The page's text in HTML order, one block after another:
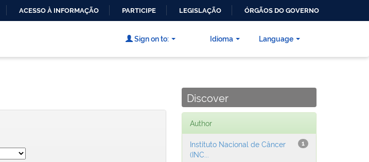
CONTEÚDO
ACESSO À INFORMAÇÃO PARTICIPE LEGISLAÇÃO ÓRGÃOS DO GOVERNO
Language
Sign on to: Idioma
Discover
Author
1
Instituto Nacional de Câncer
(INC...